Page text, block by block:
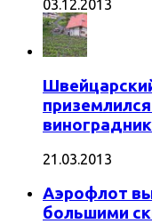
03.12.2013
21.03.2013
Аэрофлот
большими